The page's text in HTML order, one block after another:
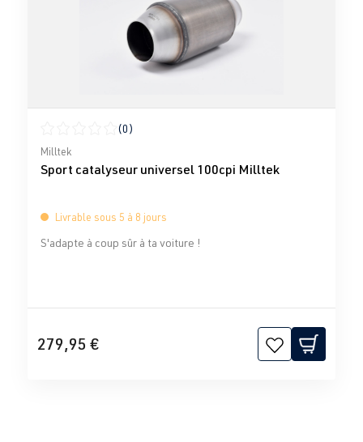
Note moyenne de 0 sur 5 étoiles
(0)
Milltek
Sport catalyseur universel 100cpi Milltek
Livrable sous 5 à 8 jours
S'adapte à coup sûr à ta voiture !
279,95 €